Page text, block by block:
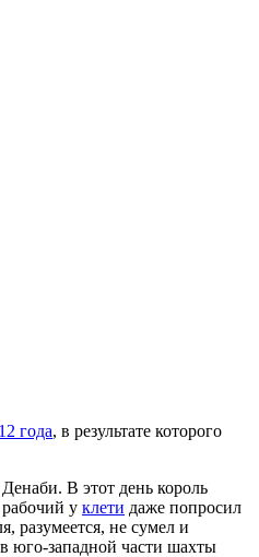
года, в результате которого
В этот день король
у клети даже попросил
разумеется, не сумел и
юго-западной части шахты